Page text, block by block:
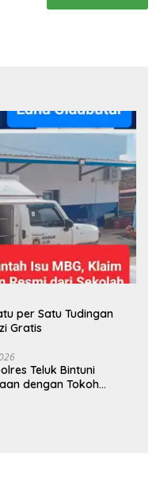
per Satu Tudingan
Gratis
Teluk Bintuni
dengan Tokoh